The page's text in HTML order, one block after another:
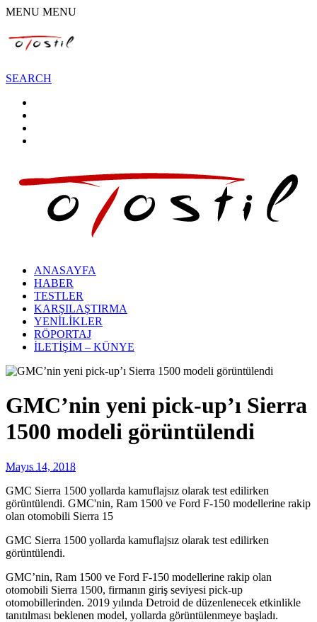
MENU MENU
SEARCH
ANASAYFA
HABER
TESTLER
KARŞILAŞTIRMA
YENİLİKLER
RÖPORTAJ
İLETİŞİM – KÜNYE
GMC’nin yeni pick-up’ı Sierra
1500 modeli görüntülendi
Mayıs 14, 2018
GMC Sierra 1500 yollarda kamuflajsız olarak test edilirken
görüntülendi. GMC'nin, Ram 1500 ve Ford F-150 modellerine rakip
olan otomobili Sierra 15
GMC Sierra 1500 yollarda kamuflajsız olarak test edilirken
görüntülendi.
GMC’nin, Ram 1500 ve Ford F-150 modellerine rakip olan
otomobili Sierra 1500, firmanın giriş seviyesi pick-up
otomobillerinden. 2019 yılında Detroid de düzenlenecek etkinlikle
tanıtılması beklenen model, yollarda görüntülenmeye başladı.